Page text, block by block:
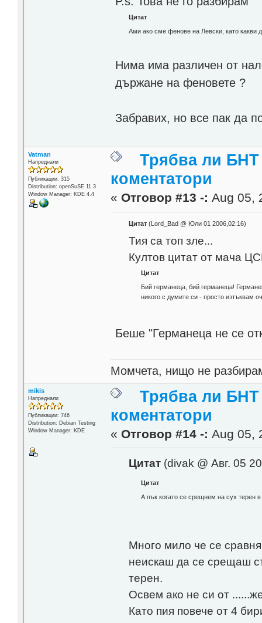
Цитат
Ами ако сме фенове на Левски, като какви
Нима има различен от
държане на феновете ?
Забравих, но все пак да
Vatman
Напреднали
Публикации: 315
Distribution: openSuSE 11.3
Window Manager: KDE 4.4
Трябва ли БНТ
коментатори
« Отговор #13 -: Aug 05,
Цитат(Lord_Bad @ Юли 01 2006,02:16)
Тия са топ зле...
Култов цитат от мача
Цитат
Бий германеца, бий германеца!
никого с думите си - просто изтъквам
Беше "Германеца не се
Момчета, нищо не
mikis
Напреднали
Публикации: 746
Distribution: Debian Testing
Window Manager: KDE
Трябва ли БНТ
коментатори
« Отговор #14 -: Aug 05,
Цитат(divak @ Авг. 05
Цитат
А пък когато се срещнем на сух терен
Много мило че се
неискаш да се срещаш
терен.
Освем ако не си от
Като пия повече от 4